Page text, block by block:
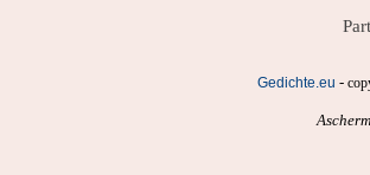
Gedichte.eu -